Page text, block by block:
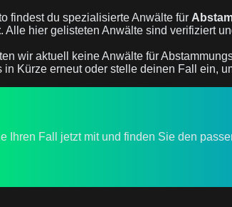
findest du spezialisierte Anwälte für
. Alle hier gelisteten Anwälte sind verifiziert
wir aktuell keine Anwälte für
in Kürze erneut oder stelle deinen Fall ein,
Ihren Fall jetzt mit und finden Sie den